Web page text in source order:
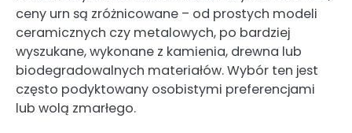
ceny urn są zróżnicowane – od prostych modeli
ceramicznych czy metalowych, po bardziej
wyszukane, wykonane z kamienia, drewna lub
biodegradowalnych materiałów. Wybór ten jest
często podyktowany osobistymi preferencjami
lub wolą zmarłego.